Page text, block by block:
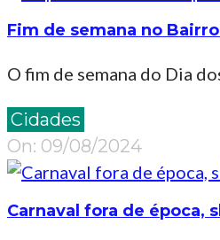
Fim de semana no
O fim de semana do Dia
2024-
08-
09
Cidades
On: 09/08/2024
Carnaval fora de época,